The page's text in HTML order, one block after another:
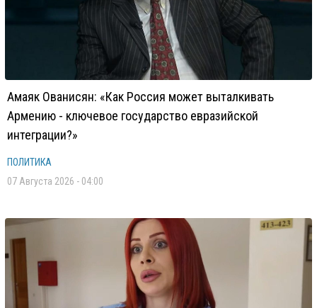
Амаяк Ованисян: «Как Россия может выталкивать
Армению - ключевое государство евразийской
интеграции?»
ПОЛИТИКА
07 Августа 2026 - 04:00